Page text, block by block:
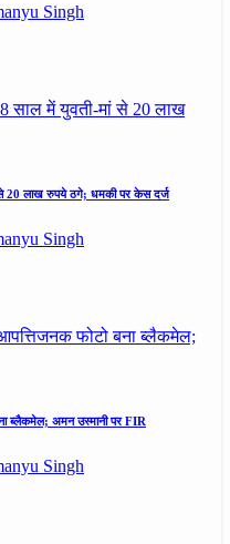
Singh
20 लाख रुपये ठगे; धमकी पर केस दर्ज
Singh
ब्लैकमेल; अमन उस्मानी पर FIR
Singh